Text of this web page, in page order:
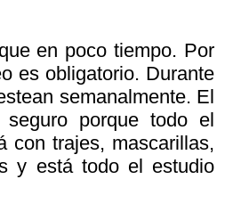
en poco tiempo. Por
es obligatorio. Durante
semanalmente. El
porque todo el
con trajes, mascarillas,
y está todo el estudio